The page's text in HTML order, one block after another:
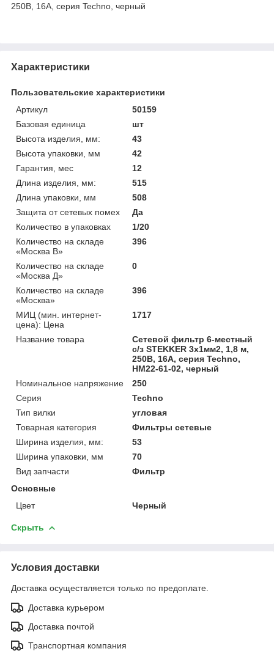
250В, 16А, серия Techno, черный
Характеристики
Пользовательские характеристики
Артикул
50159
Базовая единица
шт
Высота изделия, мм:
43
Высота упаковки, мм
42
Гарантия, мес
12
Длина изделия, мм:
515
Длина упаковки, мм
508
Защита от сетевых помех
Да
Количество в упаковках
1/20
Количество на складе
«Москва В»
396
Количество на складе
«Москва Д»
0
Количество на складе
«Москва»
396
МИЦ (мин. интернет-
цена): Цена
1717
Название товара
Сетевой фильтр 6-местный
с/з STEKKER 3x1мм2, 1,8 м,
250В, 16А, серия Techno,
HM22-61-02, черный
Номинальное напряжение
250
Серия
Techno
Тип вилки
угловая
Товарная категория
Фильтры сетевые
Ширина изделия, мм:
53
Ширина упаковки, мм
70
Вид запчасти
Фильтр
Основные
Цвет
Черный
Скрыть
Условия доставки
Доставка осуществляется только по предоплате.
Доставка курьером
Доставка почтой
Транспортная компания